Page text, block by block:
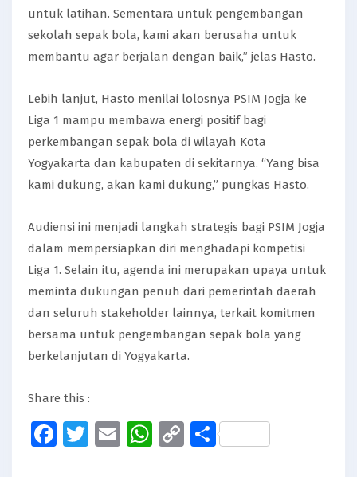
untuk latihan. Sementara untuk pengembangan
sekolah sepak bola, kami akan berusaha untuk
membantu agar berjalan dengan baik,” jelas Hasto.
Lebih lanjut, Hasto menilai lolosnya PSIM Jogja ke
Liga 1 mampu membawa energi positif bagi
perkembangan sepak bola di wilayah Kota
Yogyakarta dan kabupaten di sekitarnya. “Yang bisa
kami dukung, akan kami dukung,” pungkas Hasto.
Audiensi ini menjadi langkah strategis bagi PSIM Jogja
dalam mempersiapkan diri menghadapi kompetisi
Liga 1. Selain itu, agenda ini merupakan upaya untuk
meminta dukungan penuh dari pemerintah daerah
dan seluruh stakeholder lainnya, terkait komitmen
bersama untuk pengembangan sepak bola yang
berkelanjutan di Yogyakarta.
Share this :
Facebook
Twitter
EmailWhatsApp
CopyShare